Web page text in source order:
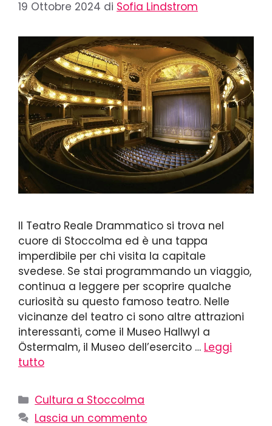
19 Ottobre 2024 di Sofia Lindstrom
Il Teatro Reale Drammatico si trova nel
cuore di Stoccolma ed è una tappa
imperdibile per chi visita la capitale
svedese. Se stai programmando un viaggio,
continua a leggere per scoprire qualche
curiosità su questo famoso teatro. Nelle
vicinanze del teatro ci sono altre attrazioni
interessanti, come il Museo Hallwyl a
Östermalm, il Museo dell’esercito … Leggi
tutto
Cultura a Stoccolma
Lascia un commento